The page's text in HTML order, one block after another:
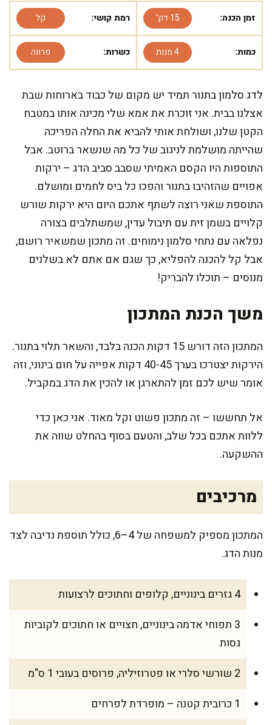
זמן הכנה: 15 דק' רמת קושי: קל
כמות: 4 מנות כשרות: פרווה
לדג סלמון בתנור תמיד יש מקום של כבוד בארוחות שבת
אצלנו בבית. אני זוכרת את אמא שלי מכינה אותו במטבח
הקטן שלנו, ושולחת אותי להביא את החלה הפריכה
שהייתה מושלמת לניגוב של כל מה שנשאר ברוטב. אבל
התוספות היו הקסם האמיתי שסבב סביב הדג – ירקות
אפויים שהזהיבו בתנור והפכו כל ביס לחמים ומושלם.
התוספת שאני רוצה לשתף אתכם היום היא ירקות שורש
קלויים בשמן זית עם תיבול עדין, שמשתלבים בצורה
נפלאה עם נתחי סלמון נימוחים. זה מתכון שמשאיר רושם,
אבל קל להכנה להפליא, כך שגם אם אתם לא בשלנים
מנוסים – תוכלו להבריק!
משך הכנת המתכון
המתכון הזה דורש 15 דקות הכנה בלבד, והשאר תלוי בתנור.
הירקות יצטרכו בערך 40-45 דקות אפייה על חום בינוני, וזה
אומר שיש לכם זמן להתארגן או להכין את הדג במקביל.
אל תחששו – זה מתכון פשוט וקל מאוד. אני כאן כדי
ללוות אתכם בכל שלב, והטעם בסוף בהחלט שווה את
ההשקעה.
מרכיבים
המתכון מספיק למשפחה של 4–6, כולל תוספת נדיבה לצד
מנות הדג.
4 גזרים בינוניים, קלופים וחתוכים לרצועות
3 תפוחי אדמה בינוניים, חצויים או חתוכים לקוביות
גסות
2 שורשי סלרי או פטרוזיליה, פרוסים בעובי 1 ס"מ
1 כרובית קטנה – מופרדת לפרחים